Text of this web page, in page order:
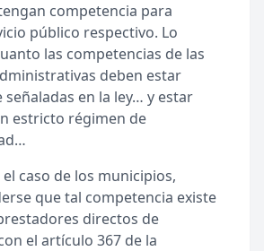
competencia para
público respectivo. Lo
las competencias de las
deben estar
señaladas en la ley… y estar
estricto régimen de
caso de los municipios,
que tal competencia existe
directos de
el artículo 367 de la